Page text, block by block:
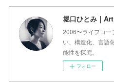
堀口ひとみ｜
2006〜ライフコー
い、構造化、言語
能性を探究。
フォロー